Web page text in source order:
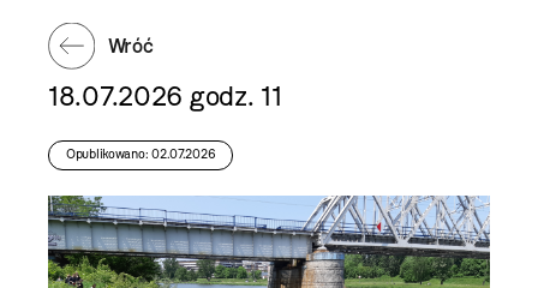
Wróć
18.07.2026 godz. 11
Opublikowano: 02.07.2026